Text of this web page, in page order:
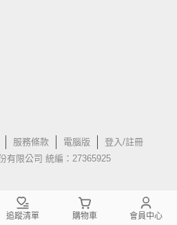
服務條款 電腦版
登入/註冊
有限公司 統編：27365925
追蹤清單 購物車 會員中心